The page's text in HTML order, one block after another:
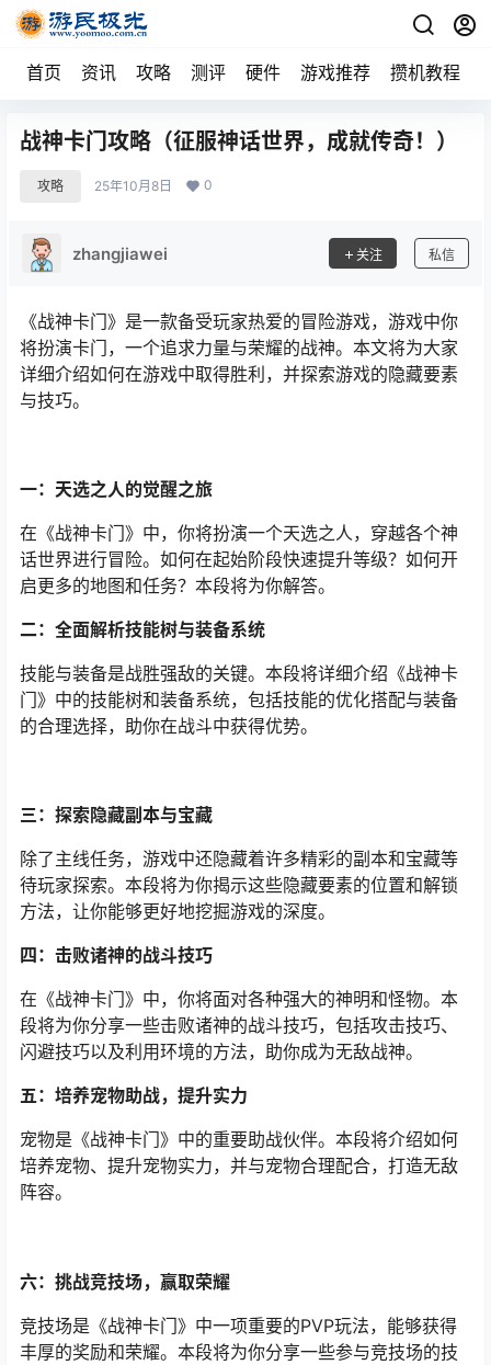
首页 资讯 攻略 测评 硬件 游戏推荐 攒机教程
战神卡门攻略（征服神话世界，成就传奇！）
攻略 25年10月8日 0
zhangjiawei 关注 私信
《战神卡门》是一款备受玩家热爱的冒险游戏，游戏中你
将扮演卡门，一个追求力量与荣耀的战神。本文将为大家
详细介绍如何在游戏中取得胜利，并探索游戏的隐藏要素
与技巧。
一：天选之人的觉醒之旅
在《战神卡门》中，你将扮演一个天选之人，穿越各个神
话世界进行冒险。如何在起始阶段快速提升等级？如何开
启更多的地图和任务？本段将为你解答。
二：全面解析技能树与装备系统
技能与装备是战胜强敌的关键。本段将详细介绍《战神卡
门》中的技能树和装备系统，包括技能的优化搭配与装备
的合理选择，助你在战斗中获得优势。
三：探索隐藏副本与宝藏
除了主线任务，游戏中还隐藏着许多精彩的副本和宝藏等
待玩家探索。本段将为你揭示这些隐藏要素的位置和解锁
方法，让你能够更好地挖掘游戏的深度。
四：击败诸神的战斗技巧
在《战神卡门》中，你将面对各种强大的神明和怪物。本
段将为你分享一些击败诸神的战斗技巧，包括攻击技巧、
闪避技巧以及利用环境的方法，助你成为无敌战神。
五：培养宠物助战，提升实力
宠物是《战神卡门》中的重要助战伙伴。本段将介绍如何
培养宠物、提升宠物实力，并与宠物合理配合，打造无敌
阵容。
六：挑战竞技场，赢取荣耀
竞技场是《战神卡门》中一项重要的PVP玩法，能够获得
丰厚的奖励和荣耀。本段将为你分享一些参与竞技场的技